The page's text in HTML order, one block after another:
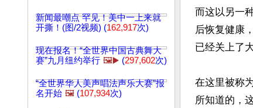
新闻最嘲点 罕见！美中一上来就
开撕！(图/2视频) (162,917次)
现在报名！“全世界中国古典舞大
赛”九月纽约举行 🖼️▶️ (297,602次)
“全世界华人美声唱法声乐大赛”报
名开始 🖼️ (107,934次)
而这以另一
后恢复健康
已经关上了大
在这里被称
所知道的，